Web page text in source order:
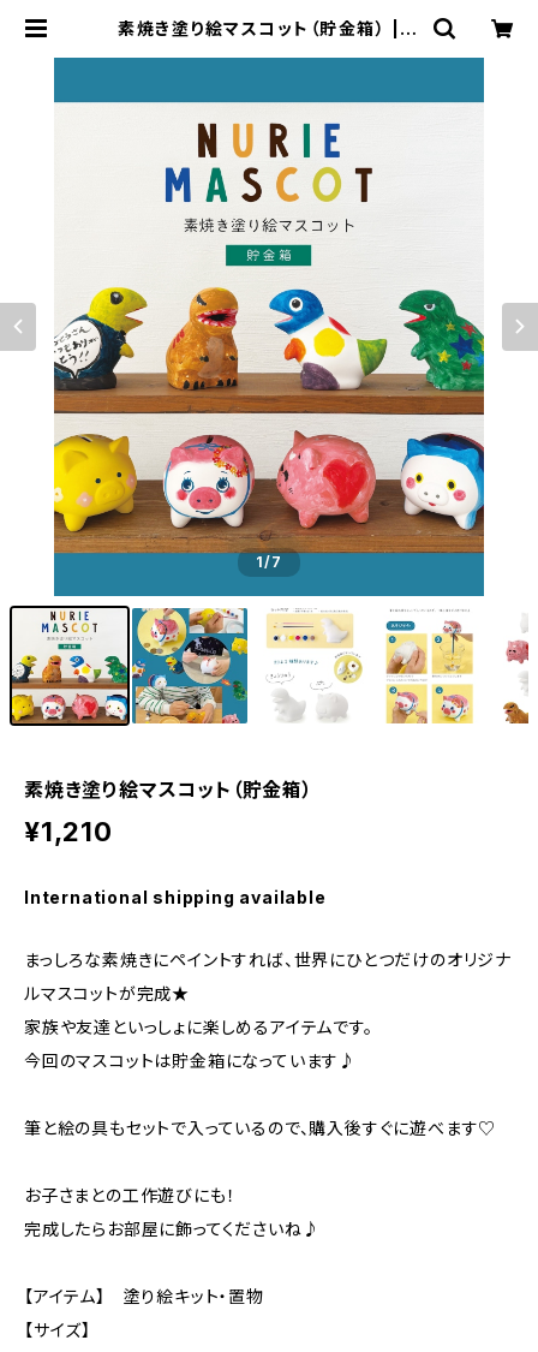
素焼き塗り絵マスコット（貯金箱） | D
1/7
素焼き塗り絵マスコット（貯金箱）
¥1,210
International shipping available
まっしろな素焼きにペイントすれば、世界にひとつだけのオリジナ
ルマスコットが完成★
家族や友達といっしょに楽しめるアイテムです。
今回のマスコットは貯金箱になっています♪
筆と絵の具もセットで入っているので、購入後すぐに遊べます♡
お子さまとの工作遊びにも！
完成したらお部屋に飾ってくださいね♪
【アイテム】 塗り絵キット・置物
【サイズ】